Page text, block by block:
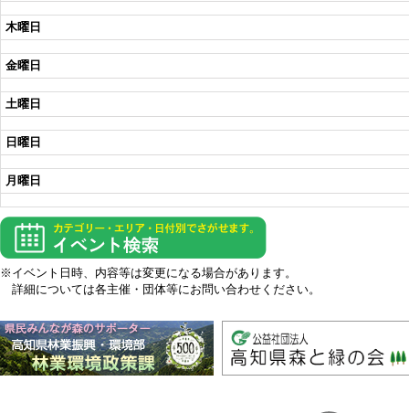
木曜日
金曜日
土曜日
日曜日
月曜日
※イベント日時、内容等は変更になる場合があります。
詳細については各主催・団体等にお問い合わせください。